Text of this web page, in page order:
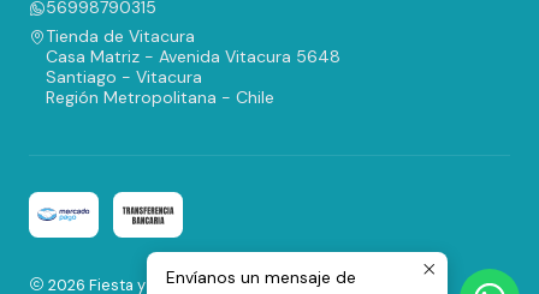
56998790315
Tienda de Vitacura
Casa Matriz - Avenida Vitacura 5648
Santiago - Vitacura
Región Metropolitana - Chile
2026 Fiesta y Regalos.Envíanos un mensaje de